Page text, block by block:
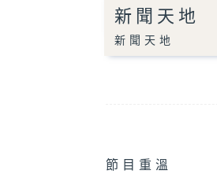
新聞天地
新聞天地
節目重溫